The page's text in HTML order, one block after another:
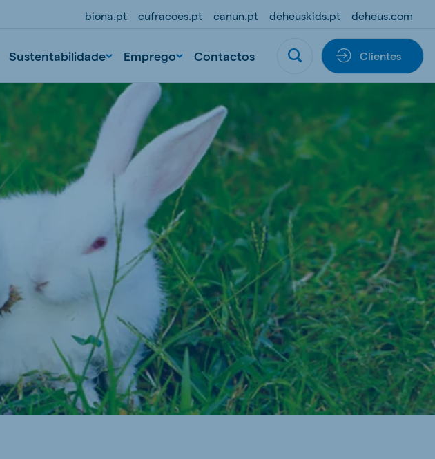
biona.pt cufracoes.pt canun.pt deheuskids.pt deheus.com
Sustentabilidade Emprego Contactos Clientes